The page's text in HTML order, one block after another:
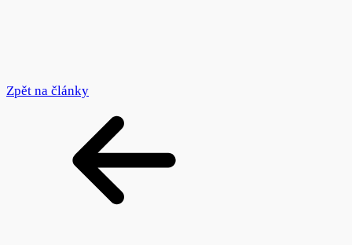
Zpět na články